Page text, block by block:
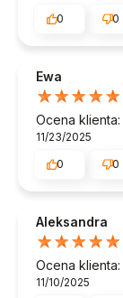
0
0
Ewa
Ocena klienta:
11/23/2025
0
0
Aleksandra
Ocena klienta:
11/10/2025